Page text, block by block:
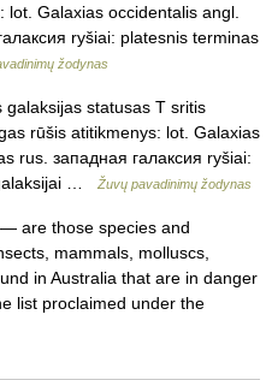
Galaxias occidentalis angl.
ryšiai: platesnis terminas
žodynas
statusas T sritis
rūšis atitikmenys: lot. Galaxias
rus. западная галаксия ryšiai:
…
Žuvų pavadinimų žodynas
— are those species and
mammals, molluscs,
in Australia that are in danger
list proclaimed under the